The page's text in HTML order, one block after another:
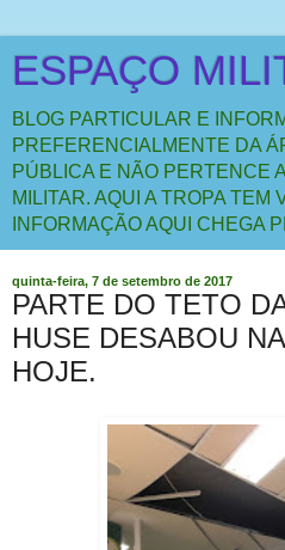
ESPAÇO
BLOG PARTICULAR E
PREFERENCIALMENTE DA
PÚBLICA E NÃO PERTENCE
MILITAR. AQUI A TROPA TEM
INFORMAÇÃO AQUI CHEGA
quinta-feira, 7 de setembro de 2017
PARTE DO TETO
HUSE DESABOU
HOJE.